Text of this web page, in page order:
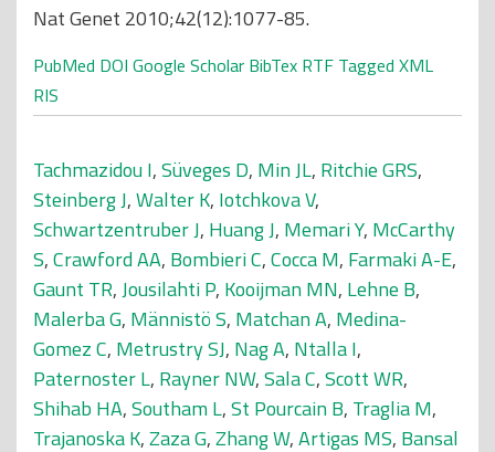
Nat Genet 2010;42(12):1077-85.
PubMed DOI Google Scholar BibTex RTF Tagged XML
RIS
Tachmazidou I,Süveges D, Min JL, Ritchie GRS,
Steinberg J,Walter K, Iotchkova V,
Schwartzentruber J, Huang J, Memari Y, McCarthy
S,Crawford AA, Bombieri C,Cocca M, Farmaki A-E,
Gaunt TR,Jousilahti P, Kooijman MN, Lehne B,
Malerba G, Männistö S, Matchan A, Medina-
Gomez C, Metrustry SJ, Nag A, Ntalla I,
Paternoster L, Rayner NW,Sala C,Scott WR,
Shihab HA,Southam L,St Pourcain B, Traglia M,
Trajanoska K,Zaza G,Zhang W,Artigas MS, Bansal